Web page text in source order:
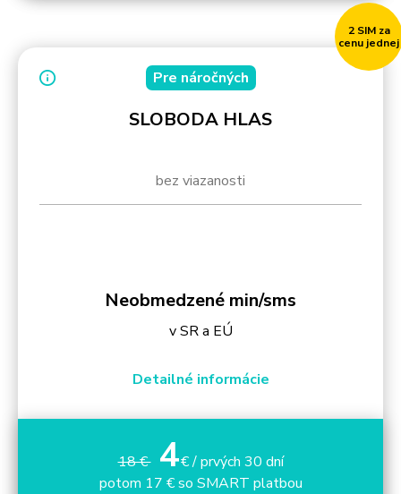
2 SIM za
cenu jednej
Pre náročných
SLOBODA HLAS
bez viazanosti
Neobmedzené min/sms
v SR a EÚ
Detailné informácie
18 € 4€ / prvých 30 dní
potom 17 € so SMART platbou